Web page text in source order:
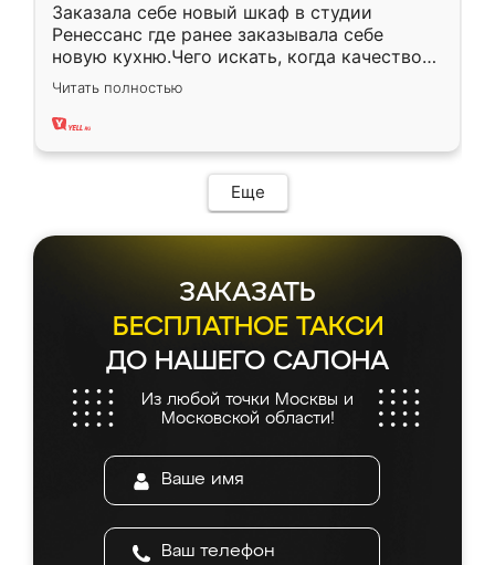
Заказала себе новый шкаф в студии
Ренессанс где ранее заказывала себе
новую кухню.Чего искать, когда качеством
вполне довольна. Служит кухня уже почти
два года, нареканий нет.
Читать полностью
Еще
ЗАКАЗАТЬ
БЕСПЛАТНОЕ ТАКСИ
ДО НАШЕГО САЛОНА
Из любой точки Москвы и
Московской области!